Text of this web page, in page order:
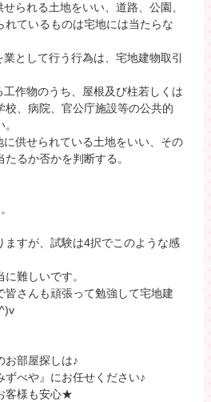
られる土地をいい、道路、公園、
ているものは宅地には当たらな
として行う行為は、宅地建物取引
作物のうち、屋根及び柱若しくは
、病院、官公庁施設等の公共的
供せられている土地をいい、その
るか否かを判断する。
ますが、試験は4択でこのような感
難しいです。
さんも頑張って勉強して宅地建
お部屋探しは♪
べや』にお任せください♪
客様も安心★